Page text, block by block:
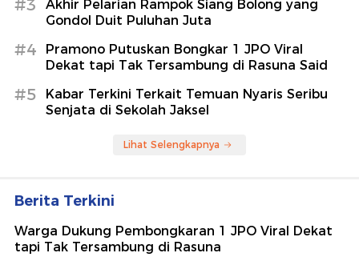
#3
Akhir Pelarian Rampok Siang Bolong yang
Gondol Duit Puluhan Juta
#4
Pramono Putuskan Bongkar 1 JPO Viral
Dekat tapi Tak Tersambung di Rasuna Said
#5
Kabar Terkini Terkait Temuan Nyaris Seribu
Senjata di Sekolah Jaksel
Lihat Selengkapnya
Berita Terkini
Warga Dukung Pembongkaran 1 JPO Viral Dekat
tapi Tak Tersambung di Rasuna